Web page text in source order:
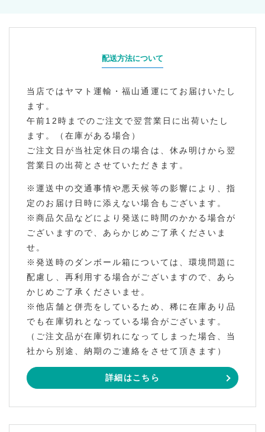
配送方法について
当店ではヤマト運輸・福山通運にてお届けいたし
ます。
午前12時までのご注文で翌営業日に出荷いたし
ます。（在庫がある場合）
ご注文日が当社定休日の場合は、休み明けから翌
営業日の出荷とさせていただきます。
※運送中の交通事情や悪天候等の影響により、指
定のお届け日時に添えない場合もございます。
※商品欠品などにより発送に時間のかかる場合が
ございますので、あらかじめご了承くださいま
せ。
※発送時のダンボール箱については、環境問題に
配慮し、再利用する場合がございますので、あら
かじめご了承くださいませ。
※他店舗と併売をしているため、稀に在庫あり品
でも在庫切れとなっている場合がございます。
（ご注文品が在庫切れになってしまった場合、当
社から別途、納期のご連絡をさせて頂きます）
詳細はこちら